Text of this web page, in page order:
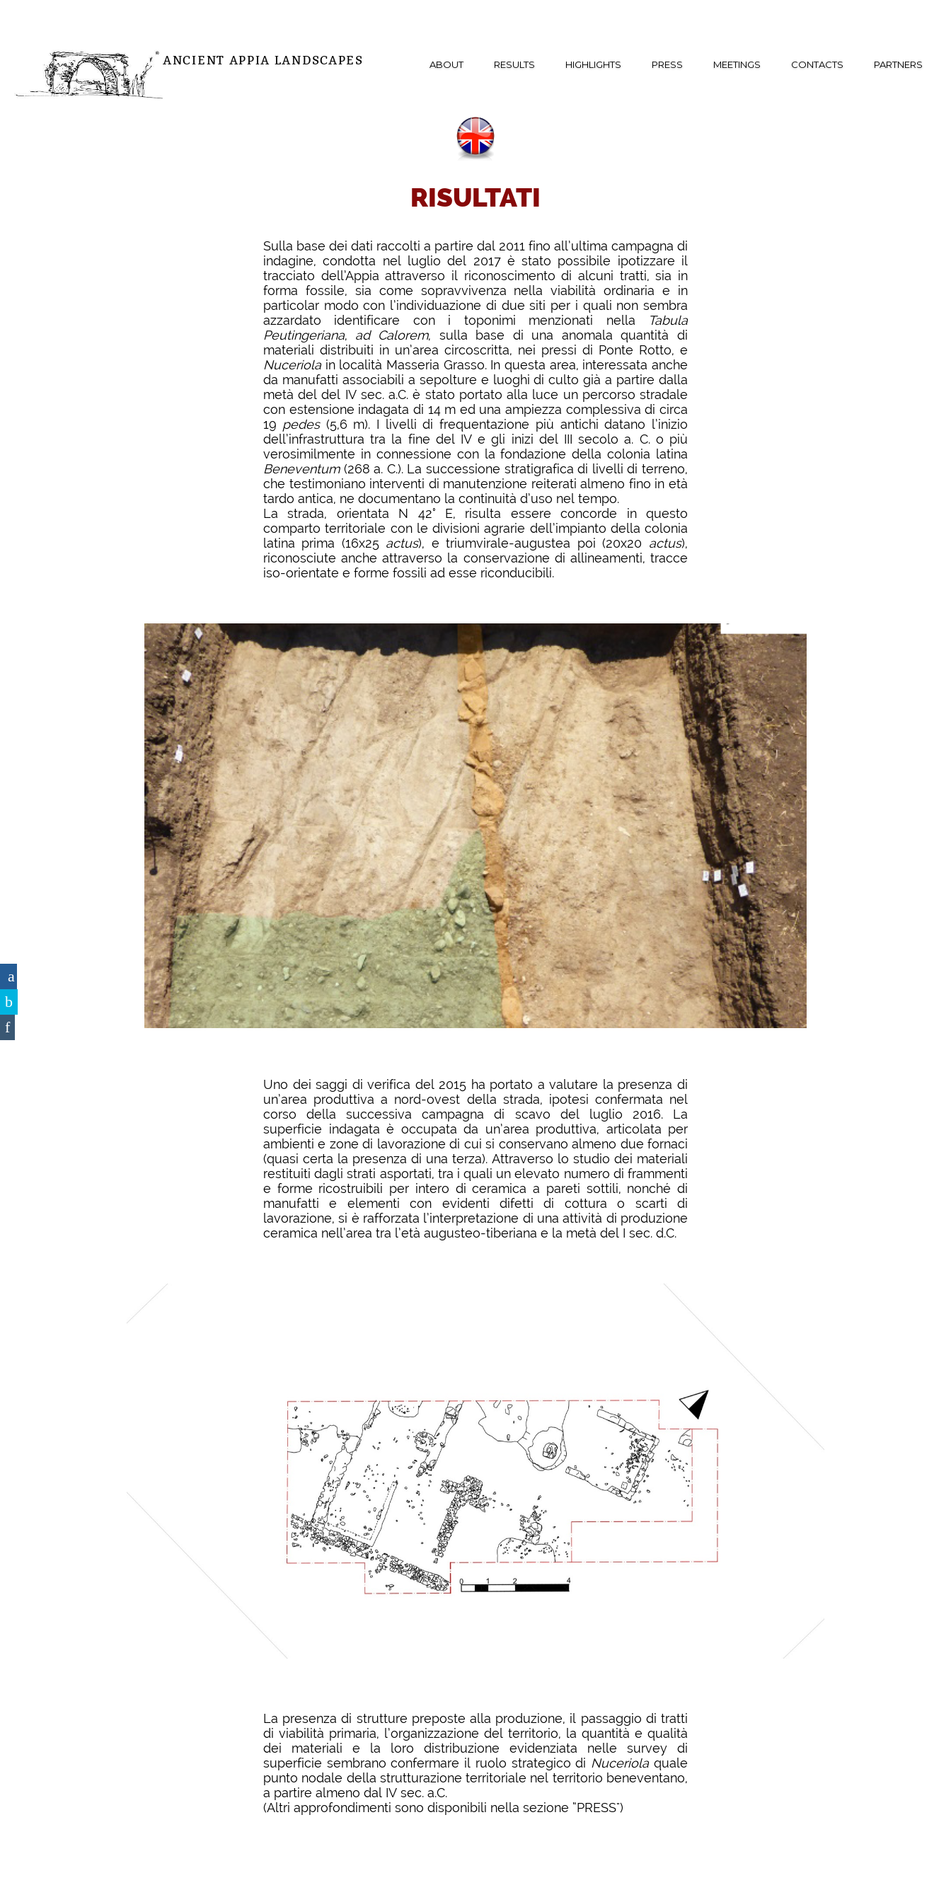
ANCIENT APPIA LANDSCAPES ABOUT RESULTS HIGHLIGHTS PRESS MEETINGS CONTACTS PARTNERS
RISULTATI
Sulla base dei dati raccolti a partire dal 2011 fino all’ultima campagna di
indagine, condotta nel luglio del 2017 è stato possibile ipotizzare il
tracciato dell’Appia attraverso il riconoscimento di alcuni tratti, sia in
forma fossile, sia come sopravvivenza nella viabilità ordinaria e in
particolar modo con l’individuazione di due siti per i quali non sembra
azzardato identificare con i toponimi menzionati nella
Tabula
Peutingeriana, ad Calorem, sulla base di una anomala quantità di
materiali distribuiti in un’area circoscritta, nei pressi di Ponte Rotto, e
Nuceriola in località Masseria Grasso. In questa area, interessata anche
da manufatti associabili a sepolture e luoghi di culto già a partire dalla
metà del del IV sec. a.C. è stato portato alla luce un percorso stradale
con estensione indagata di 14 m ed una ampiezza complessiva di circa
19 pedes(5,6 m). I livelli di frequentazione più antichi datano l’inizio
dell’infrastruttura tra la fine del IV e gli inizi del III secolo a. C. o più
verosimilmente in connessione con la fondazione della colonia latina
Beneventum(268 a. C.). La successione stratigrafica di livelli di terreno,
che testimoniano interventi di manutenzione reiterati almeno fino in età
tardo antica, ne documentano la continuità d’uso nel tempo.
La strada, orientata N 42° E, risulta essere concorde in questo
comparto territoriale con le divisioni agrarie dell’impianto della colonia
latina prima (16x25 actus), e triumvirale-augustea poi (20x20 actus),
riconosciute anche attraverso la conservazione di allineamenti, tracce
iso-orientate e forme fossili ad esse riconducibili.
Uno dei saggi di verifica del 2015 ha portato a valutare la presenza di
un’area produttiva a nord-ovest della strada, ipotesi confermata nel
corso della successiva campagna di scavo del luglio 2016. La
superficie indagata è occupata da un’area produttiva, articolata per
ambienti e zone di lavorazione di cui si conservano almeno due fornaci
(quasi certa la presenza di una terza). Attraverso lo studio dei materiali
restituiti dagli strati asportati, tra i quali un elevato numero di frammenti
e forme ricostruibili per intero di ceramica a pareti sottili, nonché di
manufatti e elementi con evidenti difetti di cottura o scarti di
lavorazione, si è rafforzata l’interpretazione di una attività di produzione
ceramica nell’area tra l’età augusteo-tiberiana e la metà del I sec. d.C.
La presenza di strutture preposte alla produzione, il passaggio di tratti
di viabilità primaria, l’organizzazione del territorio, la quantità e qualità
dei materiali e la loro distribuzione evidenziata nelle survey di
superficie sembrano confermare il ruolo strategico di Nuceriola quale
punto nodale della strutturazione territoriale nel territorio beneventano,
a partire almeno dal IV sec. a.C.
(Altri approfondimenti sono disponibili nella sezione “PRESS")